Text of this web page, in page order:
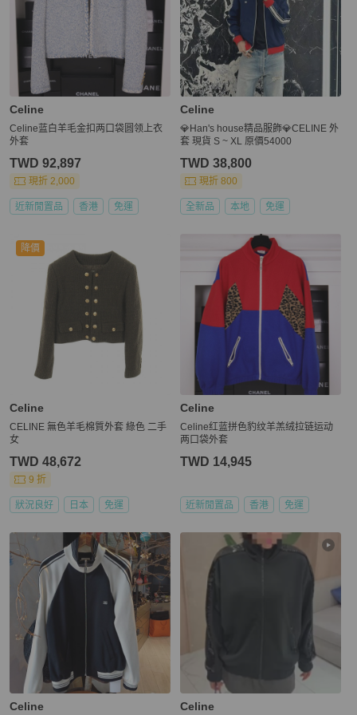
Celine
Celine蓝白羊毛金扣两口袋圆领上衣
外套
TWD 92,897
現折 2,000
近新閒置品 香港 免運
Celine
💎Han's house精品服飾💎CELINE 外
套 現貨 S ~ XL 原價54000
TWD 38,800
現折 800
全新品 本地 免運
降價
Celine
CELINE 無色羊毛棉質外套 綠色 二手
女
TWD 48,672
9 折
狀況良好 日本 免運
Celine
Celine红蓝拼色豹纹羊羔绒拉链运动
两口袋外套
TWD 14,945
近新閒置品 香港 免運
Celine Celine